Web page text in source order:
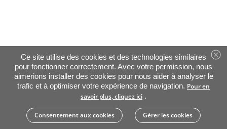
Ce site utilise des cookies et des technologies similaires
pour fonctionner correctement. Avec votre permission, nous
aimerions installer des cookies pour nous aider à analyser le
trafic et à optimiser votre expérience de navigation. Pour en
savoir plus, cliquez ici .
Consentement aux cookies Gérer les cookies